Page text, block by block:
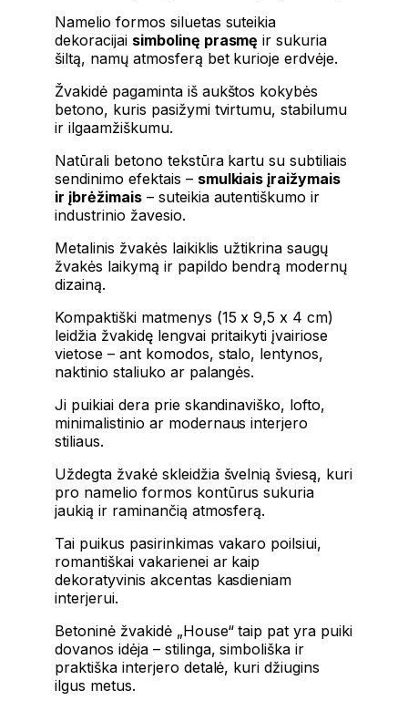
Namelio formos siluetas suteikia
dekoracijai simbolinę prasmę ir sukuria
šiltą, namų atmosferą bet kurioje erdvėje.
Žvakidė pagaminta iš aukštos kokybės
betono, kuris pasižymi tvirtumu, stabilumu
ir ilgaamžiškumu.
Natūrali betono tekstūra kartu su subtiliais
sendinimo efektais – smulkiais įraižymais
ir įbrėžimais– suteikia autentiškumo ir
industrinio žavesio.
Metalinis žvakės laikiklis užtikrina saugų
žvakės laikymą ir papildo bendrą modernų
dizainą.
Kompaktiški matmenys (15 x 9,5 x 4 cm)
leidžia žvakidę lengvai pritaikyti įvairiose
vietose – ant komodos, stalo, lentynos,
naktinio staliuko ar palangės.
Ji puikiai dera prie skandinaviško, lofto,
minimalistinio ar modernaus interjero
stiliaus.
Uždegta žvakė skleidžia švelnią šviesą, kuri
pro namelio formos kontūrus sukuria
jaukią ir raminančią atmosferą.
Tai puikus pasirinkimas vakaro poilsiui,
romantiškai vakarienei ar kaip
dekoratyvinis akcentas kasdieniam
interjerui.
Betoninė žvakidė „House“ taip pat yra puiki
dovanos idėja – stilinga, simboliška ir
praktiška interjero detalė, kuri džiugins
ilgus metus.